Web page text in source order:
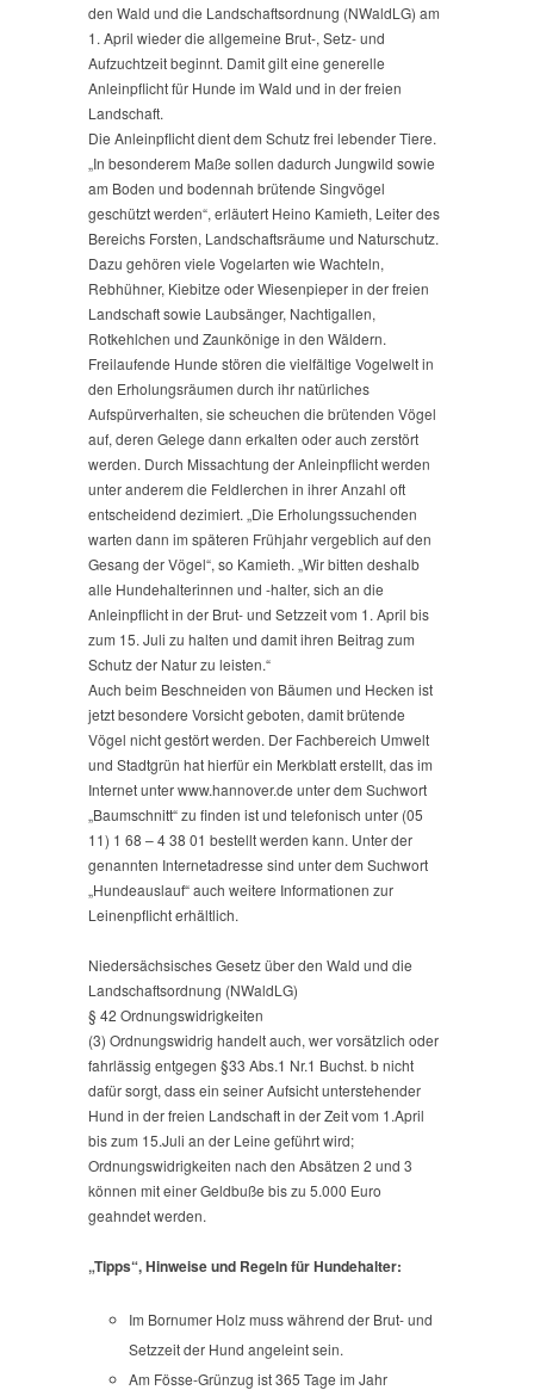
den Wald und die Landschaftsordnung (NWaldLG) am
1. April wieder die allgemeine Brut-, Setz- und
Aufzuchtzeit beginnt. Damit gilt eine generelle
Anleinpflicht für Hunde im Wald und in der freien
Landschaft.
Die Anleinpflicht dient dem Schutz frei lebender Tiere.
„In besonderem Maße sollen dadurch Jungwild sowie
am Boden und bodennah brütende Singvögel
geschützt werden“, erläutert Heino Kamieth, Leiter des
Bereichs Forsten, Landschaftsräume und Naturschutz.
Dazu gehören viele Vogelarten wie Wachteln,
Rebhühner, Kiebitze oder Wiesenpieper in der freien
Landschaft sowie Laubsänger, Nachtigallen,
Rotkehlchen und Zaunkönige in den Wäldern.
Freilaufende Hunde stören die vielfältige Vogelwelt in
den Erholungsräumen durch ihr natürliches
Aufspürverhalten, sie scheuchen die brütenden Vögel
auf, deren Gelege dann erkalten oder auch zerstört
werden. Durch Missachtung der Anleinpflicht werden
unter anderem die Feldlerchen in ihrer Anzahl oft
entscheidend dezimiert. „Die Erholungssuchenden
warten dann im späteren Frühjahr vergeblich auf den
Gesang der Vögel“, so Kamieth. „Wir bitten deshalb
alle Hundehalterinnen und -halter, sich an die
Anleinpflicht in der Brut- und Setzzeit vom 1. April bis
zum 15. Juli zu halten und damit ihren Beitrag zum
Schutz der Natur zu leisten.“
Auch beim Beschneiden von Bäumen und Hecken ist
jetzt besondere Vorsicht geboten, damit brütende
Vögel nicht gestört werden. Der Fachbereich Umwelt
und Stadtgrün hat hierfür ein Merkblatt erstellt, das im
Internet unter www.hannover.de unter dem Suchwort
„Baumschnitt“ zu finden ist und telefonisch unter (05
11) 1 68 – 4 38 01 bestellt werden kann. Unter der
genannten Internetadresse sind unter dem Suchwort
„Hundeauslauf“ auch weitere Informationen zur
Leinenpflicht erhältlich.
Niedersächsisches Gesetz über den Wald und die
Landschaftsordnung (NWaldLG)
§ 42 Ordnungswidrigkeiten
(3) Ordnungswidrig handelt auch, wer vorsätzlich oder
fahrlässig entgegen §33 Abs.1 Nr.1 Buchst. b nicht
dafür sorgt, dass ein seiner Aufsicht unterstehender
Hund in der freien Landschaft in der Zeit vom 1.April
bis zum 15.Juli an der Leine geführt wird;
Ordnungswidrigkeiten nach den Absätzen 2 und 3
können mit einer Geldbuße bis zu 5.000 Euro
geahndet werden.
„Tipps“, Hinweise und Regeln für Hundehalter:
Im Bornumer Holz muss während der Brut- und
Setzzeit der Hund angeleint sein.
Am Fösse-Grünzug ist 365 Tage im Jahr